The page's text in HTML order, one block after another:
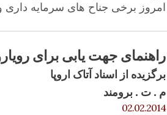
امروز برخی جناح های سرمایه داری و
راهنمای جهت یابی برای
برگزیده از اسناد آتاک اروپا
م . ت . برومند
02.02.2014